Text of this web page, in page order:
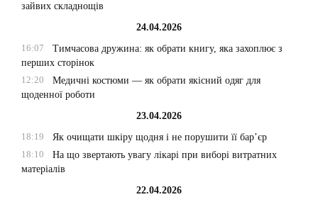
зайвих складнощів
24.04.2026
16:07
Тимчасова дружина: як обрати книгу, яка захоплює з
перших сторінок
12:20
Медичні костюми — як обрати якісний одяг для
щоденної роботи
23.04.2026
18:19
Як очищати шкіру щодня і не порушити її бар’єр
18:10
На що звертають увагу лікарі при виборі витратних
матеріалів
22.04.2026